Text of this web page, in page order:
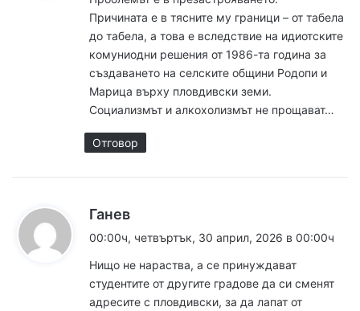
а
:
Причината е в тясните му граници – от табела
до табела, а това е вследствие на идиотските
комуниодни решения от 1986-та година за
създаването на селските общини Родопи и
Марица върху пловдивски земи.
Социализмът и алкохолизмът не прощават…
Отговор
Ганев
а
:
00:00ч, четвъртък, 30 април, 2026 в 00:00ч
Нищо не нараства, а се принуждават
студентите от другите градове да си сменят
адресите с пловдивски, за да лапат от